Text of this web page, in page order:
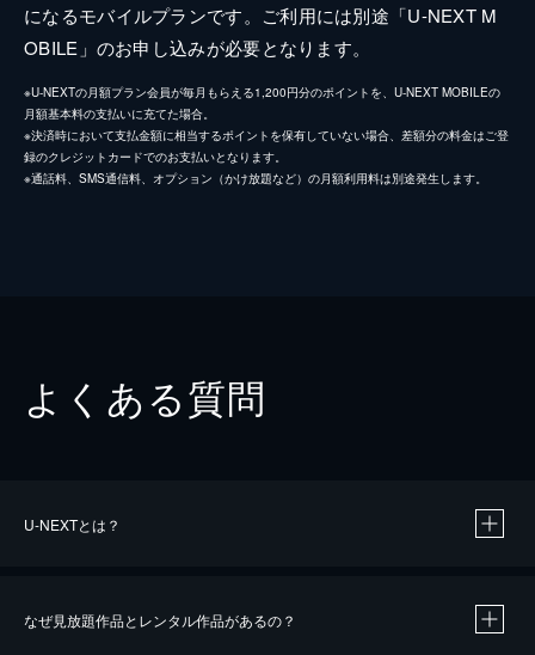
になるモバイルプランです。ご利用には別途「U-NEXT M
OBILE」のお申し込みが必要となります。
※U-NEXTの月額プラン会員が毎月もらえる1,200円分のポイントを、U-NEXT MOBILEの
月額基本料の支払いに充てた場合。
※決済時において支払金額に相当するポイントを保有していない場合、差額分の料金はご登
録のクレジットカードでのお支払いとなります。
※通話料、SMS通信料、オプション（かけ放題など）の月額利用料は別途発生します。
よくある質問
U-NEXTとは？
なぜ見放題作品とレンタル作品があるの？